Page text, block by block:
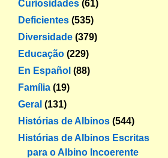
Curiosidades (61)
Deficientes (535)
Diversidade (379)
Educação (229)
En Español (88)
Família (19)
Geral (131)
Histórias de Albinos (544)
Histórias de Albinos Escritas
para o Albino Incoerente